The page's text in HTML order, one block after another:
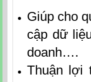
Giúp cho
cập dữ
doanh….
Thuận lợi